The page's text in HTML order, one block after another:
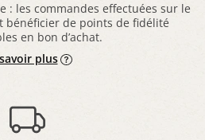
: les commandes effectuées sur le
bénéficier de points de fidélité
en bon d’achat.
plus